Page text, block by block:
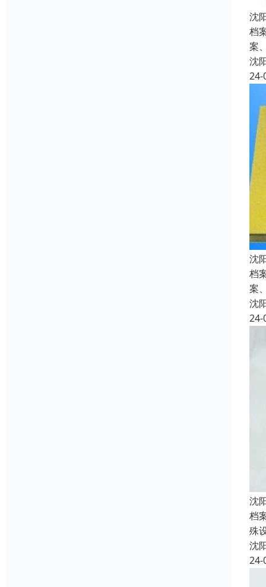
沈
档
案
沈
24-
沈
档
案
沈
24-
沈
档
殊
沈
24-